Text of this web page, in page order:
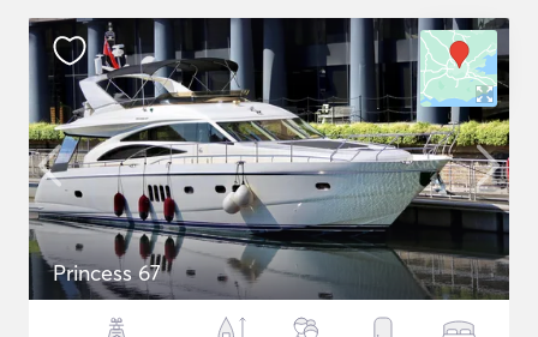
Princess 67